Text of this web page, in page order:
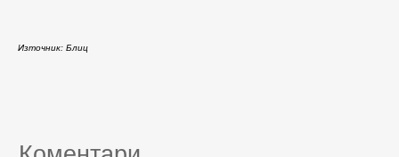
Източник: Блиц